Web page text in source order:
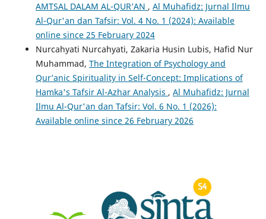
AMTSAL DALAM AL-QUR’AN , Al Muhafidz: Jurnal Ilmu
Al-Qur'an dan Tafsir: Vol. 4 No. 1 (2024): Available
online since 25 February 2024
Nurcahyati Nurcahyati, Zakaria Husin Lubis, Hafid Nur
Muhammad, The Integration of Psychology and
Qur’anic Spirituality in Self-Concept: Implications of
Hamka's Tafsir Al-Azhar Analysis , Al Muhafidz: Jurnal
Ilmu Al-Qur'an dan Tafsir: Vol. 6 No. 1 (2026):
Available online since 26 February 2026